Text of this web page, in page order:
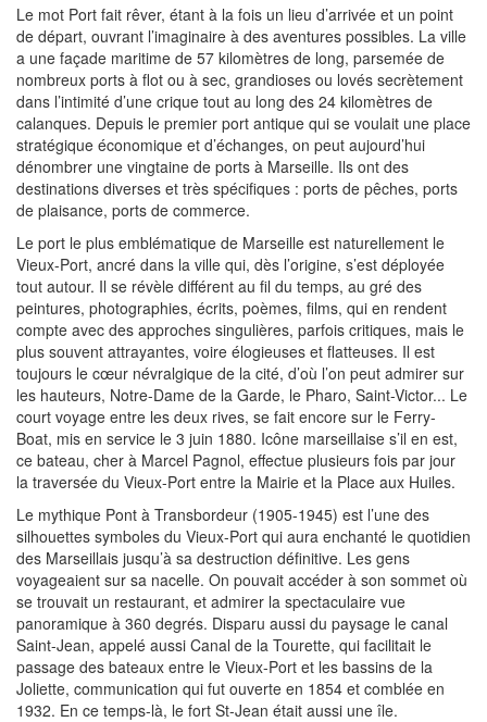
Le mot Port fait rêver, étant à la fois un lieu d’arrivée et un point
de départ, ouvrant l’imaginaire à des aventures possibles. La ville
a une façade maritime de 57 kilomètres de long, parsemée de
nombreux ports à flot ou à sec, grandioses ou lovés secrètement
dans l’intimité d’une crique tout au long des 24 kilomètres de
calanques. Depuis le premier port antique qui se voulait une place
stratégique économique et d’échanges, on peut aujourd’hui
dénombrer une vingtaine de ports à Marseille. Ils ont des
destinations diverses et très spécifiques : ports de pêches, ports
de plaisance, ports de commerce.
Le port le plus emblématique de Marseille est naturellement le
Vieux-Port, ancré dans la ville qui, dès l’origine, s’est déployée
tout autour. Il se révèle différent au fil du temps, au gré des
peintures, photographies, écrits, poèmes, films, qui en rendent
compte avec des approches singulières, parfois critiques, mais le
plus souvent attrayantes, voire élogieuses et flatteuses. Il est
toujours le cœur névralgique de la cité, d’où l’on peut admirer sur
les hauteurs, Notre-Dame de la Garde, le Pharo, Saint-Victor... Le
court voyage entre les deux rives, se fait encore sur le Ferry-
Boat, mis en service le 3 juin 1880. Icône marseillaise s’il en est,
ce bateau, cher à Marcel Pagnol, effectue plusieurs fois par jour
la traversée du Vieux-Port entre la Mairie et la Place aux Huiles.
Le mythique Pont à Transbordeur (1905-1945) est l’une des
silhouettes symboles du Vieux-Port qui aura enchanté le quotidien
des Marseillais jusqu’à sa destruction définitive. Les gens
voyageaient sur sa nacelle. On pouvait accéder à son sommet où
se trouvait un restaurant, et admirer la spectaculaire vue
panoramique à 360 degrés. Disparu aussi du paysage le canal
Saint-Jean, appelé aussi Canal de la Tourette, qui facilitait le
passage des bateaux entre le Vieux-Port et les bassins de la
Joliette, communication qui fut ouverte en 1854 et comblée en
1932. En ce temps-là, le fort St-Jean était aussi une île.